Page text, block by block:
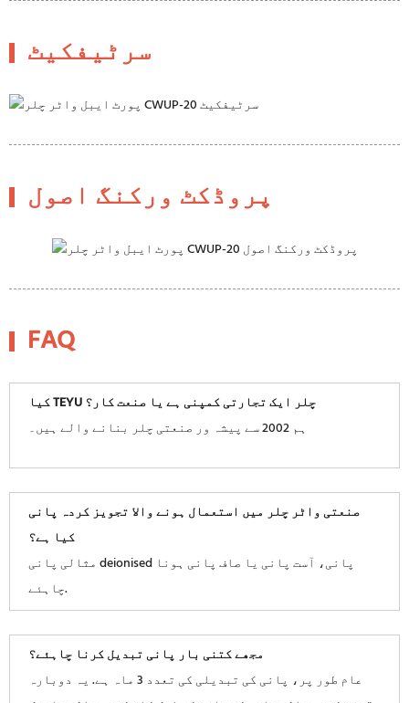
سرٹیفکیٹ
پروڈکٹ ورکنگ اصول
FAQ
کیا TEYU چلر ایک تجارتی کمپنی ہے یا صنعت کار؟
ہم 2002 سے پیشہ ور صنعتی چلر بنانے والے ہیں۔
صنعتی واٹر چلر میں استعمال ہونے والا تجویز کردہ پانی
کیا ہے؟
مثالی پانی deionised پانی، آست پانی یا صاف پانی ہونا
چاہئے.
مجھے کتنی بار پانی تبدیل کرنا چاہئے؟
عام طور پر، پانی کی تبدیلی کی تعدد 3 ماہ ہے. یہ دوبارہ